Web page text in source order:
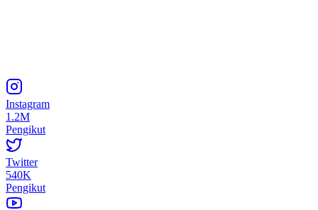
Instagram
1.2M
Pengikut
Twitter
540K
Pengikut